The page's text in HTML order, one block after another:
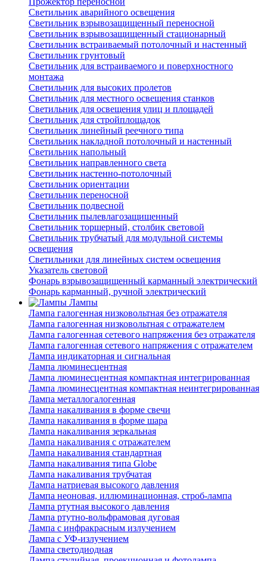
Светильник аварийного освещения
Светильник взрывозащищенный переносной
Светильник взрывозащищенный стационарный
Светильник встраиваемый потолочный и настенный
Светильник грунтовый
Светильник для встраиваемого и поверхностного
монтажа
Светильник для высоких пролетов
Светильник для местного освещения станков
Светильник для освещения улиц и площадей
Светильник для стройплощадок
Светильник линейный реечного типа
Светильник накладной потолочный и настенный
Светильник напольный
Светильник направленного света
Светильник настенно-потолочный
Светильник ориентации
Светильник переносной
Светильник подвесной
Светильник пылевлагозащищенный
Светильник торшерный, столбик световой
Светильник трубчатый для модульной системы
освещения
Светильники для линейных систем освещения
Указатель световой
Фонарь взрывозащищенный карманный электрический
Фонарь карманный, ручной электрический
Лампы
Лампа галогенная низковольтная без отражателя
Лампа галогенная низковольтная с отражателем
Лампа галогенная сетевого напряжения без отражателя
Лампа галогенная сетевого напряжения с отражателем
Лампа индикаторная и сигнальная
Лампа люминесцентная
Лампа люминесцентная компактная интегрированная
Лампа люминесцентная компактная неинтегрированная
Лампа металлогалогенная
Лампа накаливания в форме свечи
Лампа накаливания в форме шара
Лампа накаливания зеркальная
Лампа накаливания с отражателем
Лампа накаливания стандартная
Лампа накаливания типа Globe
Лампа накаливания трубчатая
Лампа натриевая высокого давления
Лампа неоновая, иллюминационная, строб-лампа
Лампа ртутная высокого давления
Лампа ртутно-вольфрамовая дуговая
Лампа с инфракрасным излучением
Лампа с УФ-излучением
Лампа светодиодная